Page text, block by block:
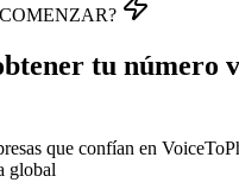
tu número
que confían en
global